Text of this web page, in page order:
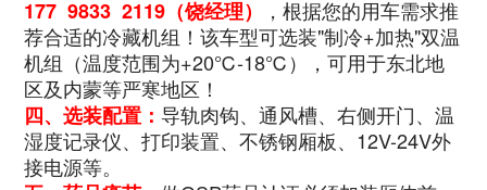
177 9833 2119（饶经理）
，根据您的用车需求推
荐合适的冷藏机组！该车型可选装"制冷+加热"双温
机组（温度范围为+20℃-18℃），可用于东北地
区及内蒙等严寒地区！
四、选装配置：导轨肉钩、通风槽、右侧开门、温
湿度记录仪、打印装置、不锈钢厢板、12V-24V外
接电源等。